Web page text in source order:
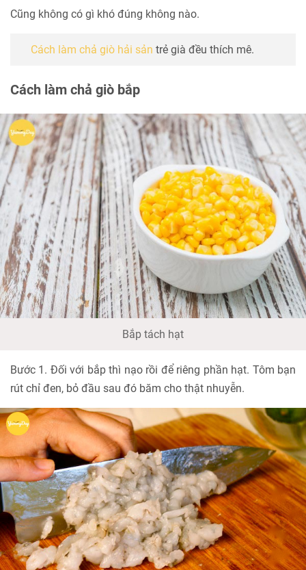
Cũng không có gì khó đúng không nào.
Cách làm chả giò hải sản trẻ già đều thích mê.
Cách làm chả giò bắp
Bắp tách hạt
Bước 1. Đối với bắp thì nạo rồi để riêng phần hạt. Tôm bạn
rút chỉ đen, bỏ đầu sau đó băm cho thật nhuyễn.